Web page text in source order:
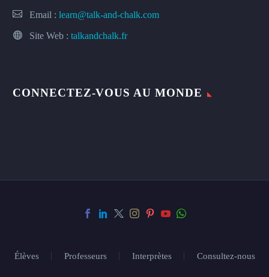
Email : learn@talk-and-chalk.com
Site Web : talkandchalk.fr
CONNECTEZ-VOUS AU MONDE
Élèves Professeurs Interprètes Consultez-nous